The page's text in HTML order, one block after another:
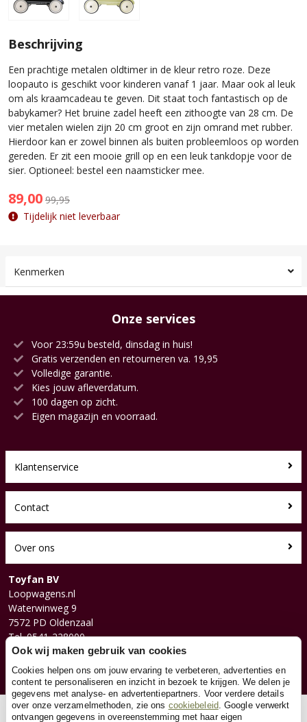
Beschrijving
Een prachtige metalen oldtimer in de kleur retro roze. Deze
loopauto is geschikt voor kinderen vanaf 1 jaar. Maar ook al leuk
om als kraamcadeau te geven. Dit staat toch fantastisch op de
babykamer? Het bruine zadel heeft een zithoogte van 28 cm. De
vier metalen wielen zijn 20 cm groot en zijn omrand met rubber.
Hierdoor kan er zowel binnen als buiten probleemloos op worden
gereden. Er zit een mooie grill op en een leuk tankdopje voor de
sier. Optioneel: bestel een naamsticker mee.
89,00 99,95
Tijdelijk niet leverbaar
Kenmerken
Onze services
Voor 23:59u besteld, dinsdag in huis!
Gratis verzenden en retourneren va. 19,95
Volledige garantie.
Kies jouw afleverdatum.
100 dagen op zicht.
Eigen magazijn en voorraad.
Klantenservice
Contact
Over ons
Toyfan BV
Loopwagens.nl
Waterwinweg 9
7572 PD Oldenzaal
Tel. 0541-228000
Facebook
Instagram
© 2026 Toyfan BV
Ook wij maken gebruik van cookies
Cookies helpen ons om jouw ervaring te verbeteren, advertenties en
content te personaliseren en inzicht in bezoek te krijgen. We delen je
gegevens met analyse- en advertentiepartners. Voor verdere details
over onze verzamelmethoden, zie ons cookiebeleid. Google verwerkt
ontvangen gegevens in overeenstemming met haar eigen